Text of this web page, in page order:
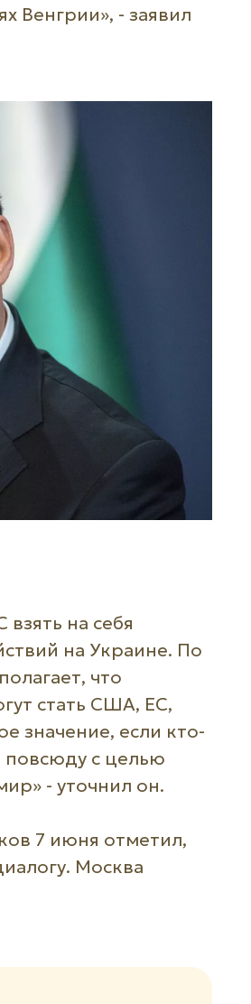
Венгрии», - заявил
на себя
на Украине. По
что
стать США, ЕС,
значение, если кто-
повсюду с целью
- уточнил он.
7 июня отметил,
Москва